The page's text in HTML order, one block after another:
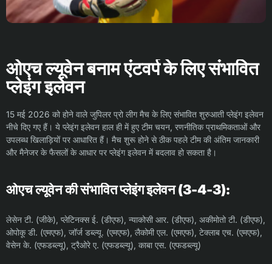
ओएच ल्यूवेन बनाम एंटवर्प के लिए संभावित
प्लेइंग इलेवन
15 मई 2026 को होने वाले जुपिलर प्रो लीग मैच के लिए संभावित शुरुआती प्लेइंग इलेवन
नीचे दिए गए हैं। ये प्लेइंग इलेवन हाल ही में हुए टीम चयन, रणनीतिक प्राथमिकताओं और
उपलब्ध खिलाड़ियों पर आधारित हैं। मैच शुरू होने से ठीक पहले टीम की अंतिम जानकारी
और मैनेजर के फैसलों के आधार पर प्लेइंग इलेवन में बदलाव हो सकता है।
ओएच ल्यूवेन की संभावित प्लेइंग इलेवन (3-4-3):
लेसेन टी. (जीके), प्लेटिनक्स ई. (डीएफ), न्याकोसी आर. (डीएफ), अकीमोतो टी. (डीएफ),
ओपोकू डी. (एमएफ), जॉर्ज डब्ल्यू. (एमएफ), लैकोमी एल. (एमएफ), टेक्लाब एच. (एमएफ),
वेसेन के. (एफडब्ल्यू), ट्रैओरे ए. (एफडब्ल्यू), काबा एस. (एफडब्ल्यू)